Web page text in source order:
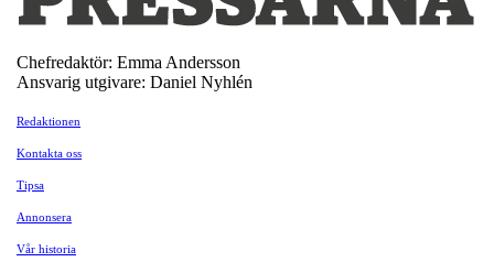
Chefredaktör: Emma Andersson
Ansvarig utgivare: Daniel Nyhlén
Redaktionen
Kontakta oss
Tipsa
Annonsera
Vår historia